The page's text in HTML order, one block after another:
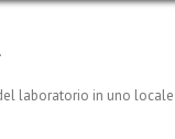
laboratorio in uno